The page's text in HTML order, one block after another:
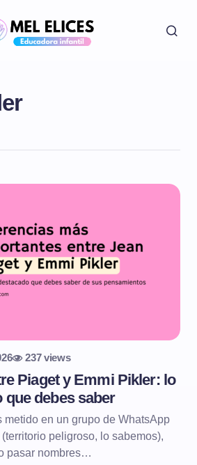
237 views
Piaget y Emmi Pikler: lo
que debes saber
metido en un grupo de WhatsApp
peligroso, lo sabemos),
pasar nombres…